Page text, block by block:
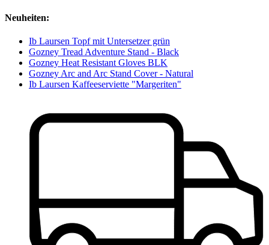
Neuheiten:
Ib Laursen Topf mit Untersetzer grün
Gozney Tread Adventure Stand - Black
Gozney Heat Resistant Gloves BLK
Gozney Arc and Arc Stand Cover - Natural
Ib Laursen Kaffeeserviette "Margeriten"